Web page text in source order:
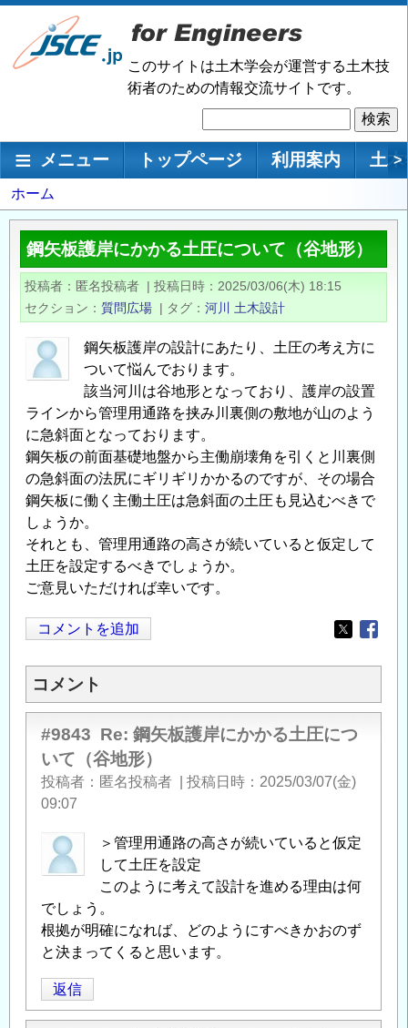
メ
ン
移
このサイトは土木学会が運営する土木技
術者のための情報交流サイトです。
索
メインナビゲーション
メニュー トップページ 利用案内 土 >
パ
ン
く
ず
ホーム
鋼矢板護岸にかかる土圧について（谷地形）
投稿者 匿名投稿者 | 投稿日時
2025/03/06(木) 18:15
セクション
質問広場 | タグ 河川 土木設計
鋼矢板護岸の設計にあたり、土圧の考え方に
ついて悩んでおります。
該当河川は谷地形となっており、護岸の設置
ラインから管理用通路を挟み川裏側の敷地が山のよう
に急斜面となっております。
鋼矢板の前面基礎地盤から主働崩壊角を引くと川裏側
の急斜面の法尻にギリギリかかるのですが、その場合
鋼矢板に働く主働土圧は急斜面の土圧も見込むべきで
しょうか。
それとも、管理用通路の高さが続いていると仮定して
土圧を設定するべきでしょうか。
ご意見いただければ幸いです。
コメントを追加
Opens in
コメント
#9843 Re: 鋼矢板護岸にかかる土圧につ
いて（谷地形）
投稿者 匿名投稿者 投稿日時
2025/03/07(金)
09:07
＞管理用通路の高さが続いていると仮定
して土圧を設定
このように考えて設計を進める理由は何
でしょう。
根拠が明確になれば、どのようにすべきかおのず
と決まってくると思います。
返信